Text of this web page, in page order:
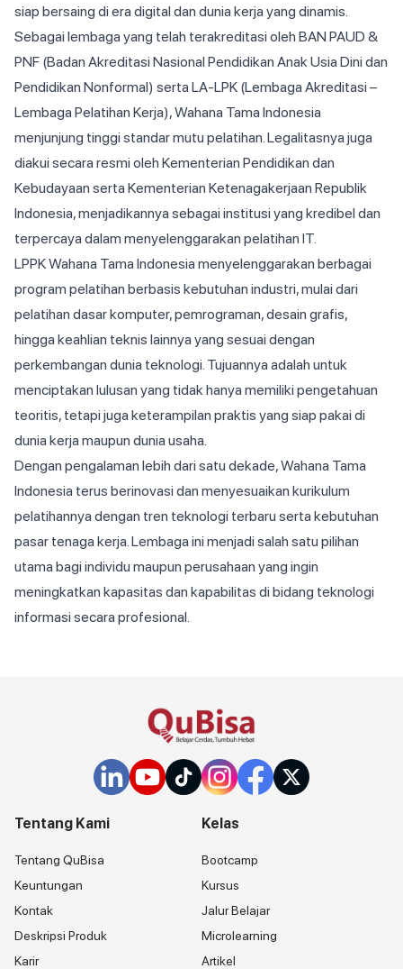
siap bersaing di era digital dan dunia kerja yang dinamis.
Sebagai lembaga yang telah terakreditasi oleh BAN PAUD &
PNF (Badan Akreditasi Nasional Pendidikan Anak Usia Dini dan
Pendidikan Nonformal) serta LA-LPK (Lembaga Akreditasi –
Lembaga Pelatihan Kerja), Wahana Tama Indonesia
menjunjung tinggi standar mutu pelatihan. Legalitasnya juga
diakui secara resmi oleh Kementerian Pendidikan dan
Kebudayaan serta Kementerian Ketenagakerjaan Republik
Indonesia, menjadikannya sebagai institusi yang kredibel dan
terpercaya dalam menyelenggarakan pelatihan IT.
LPPK Wahana Tama Indonesia menyelenggarakan berbagai
program pelatihan berbasis kebutuhan industri, mulai dari
pelatihan dasar komputer, pemrograman, desain grafis,
hingga keahlian teknis lainnya yang sesuai dengan
perkembangan dunia teknologi. Tujuannya adalah untuk
menciptakan lulusan yang tidak hanya memiliki pengetahuan
teoritis, tetapi juga keterampilan praktis yang siap pakai di
dunia kerja maupun dunia usaha.
Dengan pengalaman lebih dari satu dekade, Wahana Tama
Indonesia terus berinovasi dan menyesuaikan kurikulum
pelatihannya dengan tren teknologi terbaru serta kebutuhan
pasar tenaga kerja. Lembaga ini menjadi salah satu pilihan
utama bagi individu maupun perusahaan yang ingin
meningkatkan kapasitas dan kapabilitas di bidang teknologi
informasi secara profesional.
Tentang Kami
Tentang QuBisa
Keuntungan
Kontak
Deskripsi Produk
Karir
Kelas
Bootcamp
Kursus
Jalur Belajar
Microlearning
Artikel